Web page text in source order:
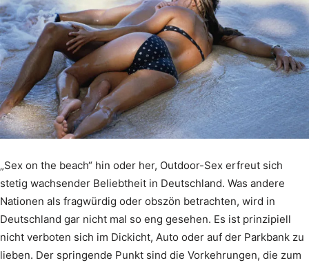
„Sex on the beach“ hin oder her, Outdoor-Sex erfreut sich
stetig wachsender Beliebtheit in Deutschland. Was andere
Nationen als fragwürdig oder obszön betrachten, wird in
Deutschland gar nicht mal so eng gesehen. Es ist prinzipiell
nicht verboten sich im Dickicht, Auto oder auf der Parkbank zu
lieben. Der springende Punkt sind die Vorkehrungen, die zum